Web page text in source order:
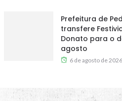
Prefeitura de
transfere
Donato para o
agosto
6 de agosto de 2026